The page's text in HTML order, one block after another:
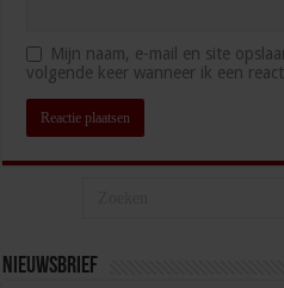
Mijn naam, e-mail en site
volgende keer wanneer ik een
Nieuwsbrief